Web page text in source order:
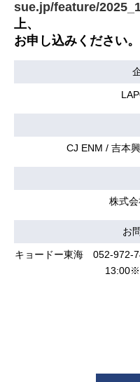
sue.jp/feature/
上、
お申し込みください。
CJ ENM / 吉本
株式
お
キョードー東海 052-972-
13:00※